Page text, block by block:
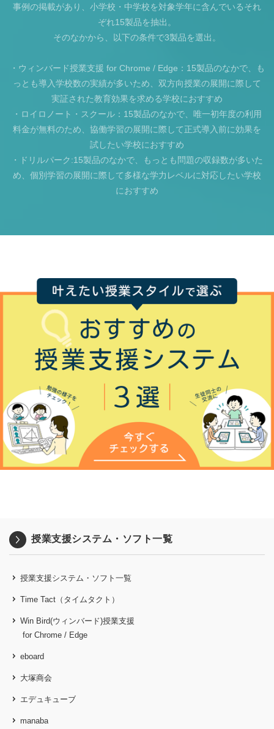
事例の掲載があり、小学校・中学校を対象学年に含んでいるそれ
ぞれ15製品を抽出。
そのなかから、以下の条件で3製品を選出。
・ウィンバード授業支援 for Chrome / Edge：15製品のなかで、も
っとも導入学校数の実績が多いため、双方向授業の展開に際して
実証された教育効果を求める学校におすすめ
・ロイロノート・スクール：15製品のなかで、唯一初年度の利用
料金が無料のため、協働学習の展開に際して正式導入前に効果を
試したい学校におすすめ
・ドリルパーク:15製品のなかで、もっとも問題の収録数が多いた
め、個別学習の展開に際して多様な学力レベルに対応したい学校
におすすめ
授業支援システム・ソフト一覧
授業支援システム・ソフト一覧
Time Tact（タイムタクト）
Win Bird(ウィンバード)授業支援
for Chrome / Edge
eboard
大塚商会
エデュキューブ
manaba